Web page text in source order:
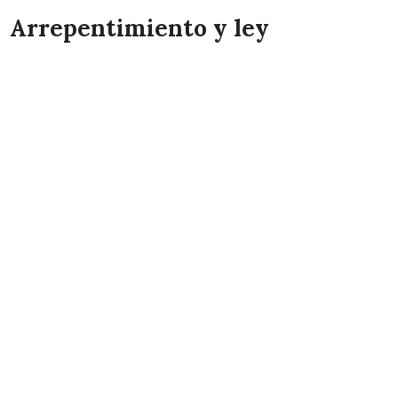
Arrepentimiento y ley